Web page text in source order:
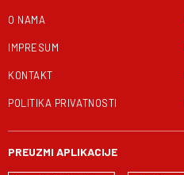
O NAMA
IMPRESUM
KONTAKT
POLITIKA PRIVATNOSTI
PREUZMI APLIKACIJE